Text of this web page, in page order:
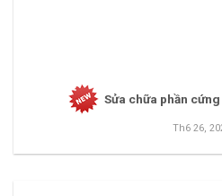
Sửa chữa phần
Th6 26,